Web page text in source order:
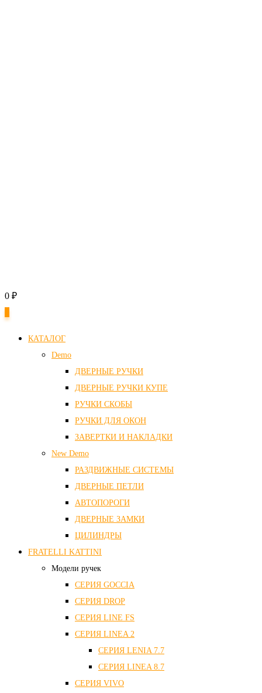
0 ₽
КАТАЛОГ
Demo
ДВЕРНЫЕ РУЧКИ
ДВЕРНЫЕ РУЧКИ КУПЕ
РУЧКИ СКОБЫ
РУЧКИ ДЛЯ ОКОН
ЗАВЕРТКИ И НАКЛАДКИ
New Demo
РАЗДВИЖНЫЕ СИСТЕМЫ
ДВЕРНЫЕ ПЕТЛИ
АВТОПОРОГИ
ДВЕРНЫЕ ЗАМКИ
ЦИЛИНДРЫ
FRATELLI KATTINI
Модели ручек
СЕРИЯ GOCCIA
СЕРИЯ DROP
СЕРИЯ LINE FS
СЕРИЯ LINEA 2
СЕРИЯ LENIA 7.7
СЕРИЯ LINEA 8.7
СЕРИЯ VIVO